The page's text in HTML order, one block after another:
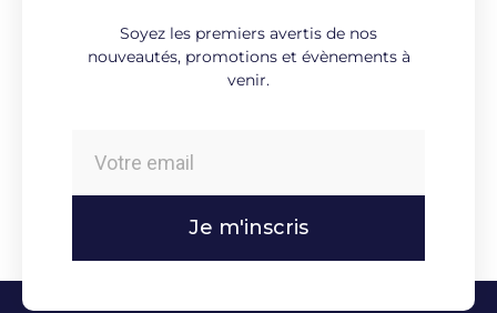
Soyez les premiers avertis de nos
nouveautés, promotions et évènements à
venir.
Je m'inscris